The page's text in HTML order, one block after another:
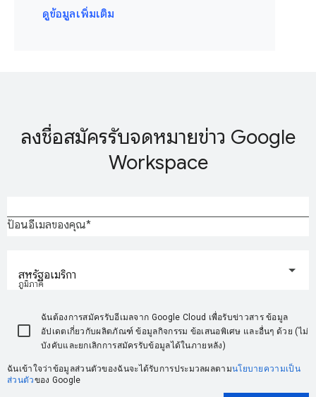
ดูข้อมูลเพิ่มเติม
ลงชื่อสมัครรับจดหมายข่าว Google
Workspace
ป้อนอีเมลของคุณ
ภูมิภาค
สหรัฐอเมริกา
ฉันต้องการสมัครรับอีเมลจาก Google Cloud เพื่อรับข่าวสาร ข้อมูล
อัปเดตเกี่ยวกับผลิตภัณฑ์ ข้อมูลกิจกรรม ข้อเสนอพิเศษ และอื่นๆ ด้วย (ไม่
บังคับและยกเลิกการสมัครรับข้อมูลได้ในภายหลัง)
ฉันเข้าใจว่าข้อมูลส่วนตัวของฉันจะได้รับการประมวลผลตามนโยบายความเป็น
ส่วนตัวของ Google